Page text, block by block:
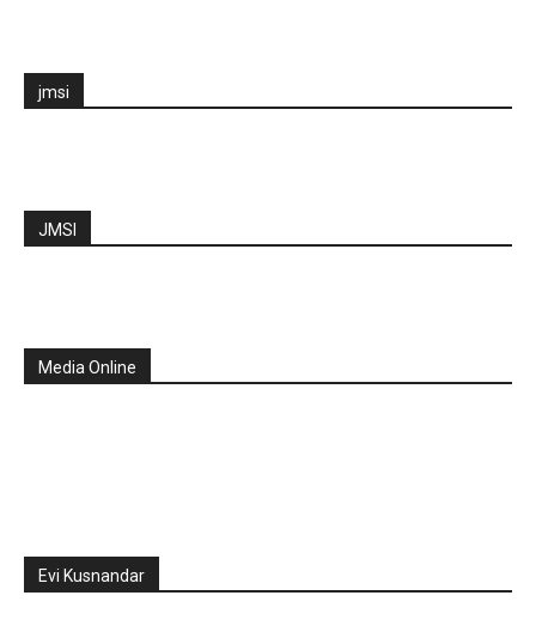
jmsi
JMSI
Media Online
Evi Kusnandar